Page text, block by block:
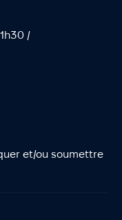
/
et/ou soumettre